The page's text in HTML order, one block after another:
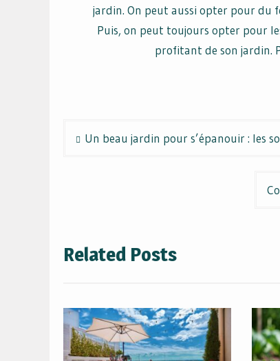
jardin. On peut aussi opter pour du
Puis, on peut toujours opter pour
profitant de son jardin.
Navigation
Un beau jardin pour s’épanouir : les
Related Posts